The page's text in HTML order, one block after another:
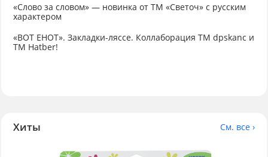
«Слово за словом» — новинка от ТМ «Светоч» с русским
характером
«ВОТ ЕНОТ». Закладки-ляссе. Коллаборация TM dpskanc и
ТМ Hatber!
Хиты См. все ›